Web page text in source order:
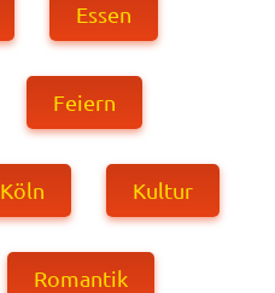
Essen
Feiern
Köln Kultur
Romantik